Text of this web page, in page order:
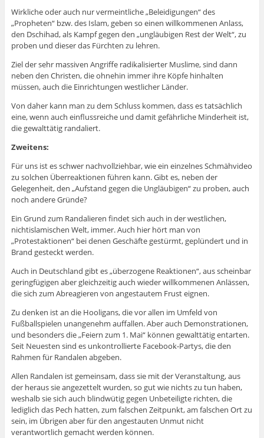
Wirkliche oder auch nur vermeintliche „Beleidigungen“ des
„Propheten“ bzw. des Islam, geben so einen willkommenen Anlass,
den Dschihad, als Kampf gegen den „ungläubigen Rest der Welt“, zu
proben und dieser das Fürchten zu lehren.
Ziel der sehr massiven Angriffe radikalisierter Muslime, sind dann
neben den Christen, die ohnehin immer ihre Köpfe hinhalten
müssen, auch die Einrichtungen westlicher Länder.
Von daher kann man zu dem Schluss kommen, dass es tatsächlich
eine, wenn auch einflussreiche und damit gefährliche Minderheit ist,
die gewalttätig randaliert.
Zweitens:
Für uns ist es schwer nachvollziehbar, wie ein einzelnes Schmähvideo
zu solchen Überreaktionen führen kann. Gibt es, neben der
Gelegenheit, den „Aufstand gegen die Ungläubigen“ zu proben, auch
noch andere Gründe?
Ein Grund zum Randalieren findet sich auch in der westlichen,
nichtislamischen Welt, immer. Auch hier hört man von
„Protestaktionen“ bei denen Geschäfte gestürmt, geplündert und in
Brand gesteckt werden.
Auch in Deutschland gibt es „überzogene Reaktionen“, aus scheinbar
geringfügigen aber gleichzeitig auch wieder willkommenen Anlässen,
die sich zum Abreagieren von angestautem Frust eignen.
Zu denken ist an die Hooligans, die vor allen im Umfeld von
Fußballspielen unangenehm auffallen. Aber auch Demonstrationen,
und besonders die „Feiern zum 1. Mai“ können gewalttätig entarten.
Seit Neuesten sind es unkontrollierte Facebook-Partys, die den
Rahmen für Randalen abgeben.
Allen Randalen ist gemeinsam, dass sie mit der Veranstaltung, aus
der heraus sie angezettelt wurden, so gut wie nichts zu tun haben,
weshalb sie sich auch blindwütig gegen Unbeteiligte richten, die
lediglich das Pech hatten, zum falschen Zeitpunkt, am falschen Ort zu
sein, im Übrigen aber für den angestauten Unmut nicht
verantwortlich gemacht werden können.